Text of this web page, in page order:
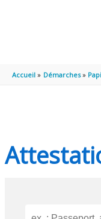
Accueil Démarches